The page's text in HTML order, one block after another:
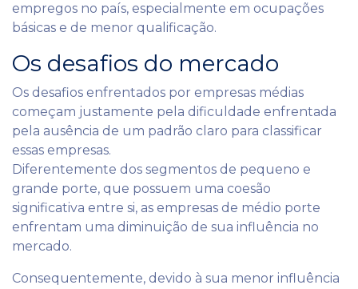
empregos no país, especialmente em ocupações
básicas e de menor qualificação.
Os desafios do mercado
Os desafios enfrentados por empresas médias
começam justamente pela dificuldade enfrentada
pela ausência de um padrão claro para classificar
essas empresas.
Diferentemente dos segmentos de pequeno e
grande porte, que possuem uma coesão
significativa entre si, as empresas de médio porte
enfrentam uma diminuição de sua influência no
mercado.
Consequentemente, devido à sua menor influência